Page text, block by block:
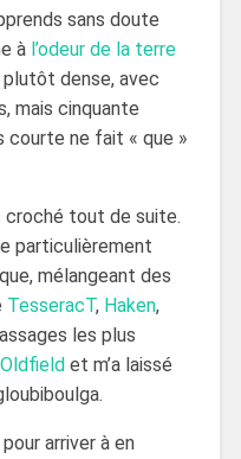
sans doute
à l’odeur de la terre
dense, avec
mais cinquante
courte ne fait « que »
croché tout de suite.
particulièrement
mélangeant des
TesseracT, Haken,
les plus
et m’a laissé
arriver à en